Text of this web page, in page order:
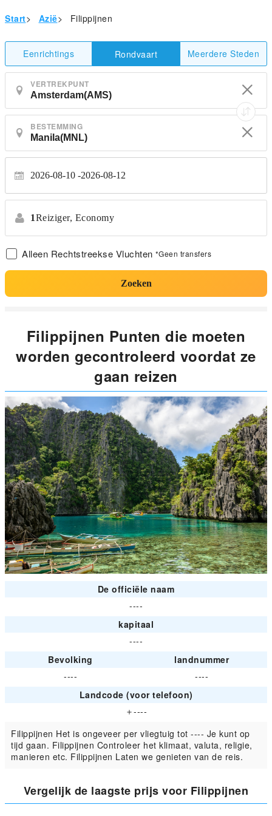
Start> Azië> Filippijnen
Eenrichtings Rondvaart Meerdere Steden
VERTREKPUNT
BESTEMMING
2026-08-10 2026-08-12
1Reiziger, Economy
Alleen Rechtstreekse Vluchten *Geen transfers
Zoeken
Filippijnen Punten die moeten
worden gecontroleerd voordat ze
gaan reizen
De officiële naam
----
kapitaal
----
Bevolking
landnummer
----
----
Landcode (voor telefoon)
＋----
Filippijnen Het is ongeveer per vliegtuig tot ---- Je kunt op
tijd gaan. Filippijnen Controleer het klimaat, valuta, religie,
manieren etc. Filippijnen Laten we genieten van de reis.
Vergelijk de laagste prijs voor Filippijnen